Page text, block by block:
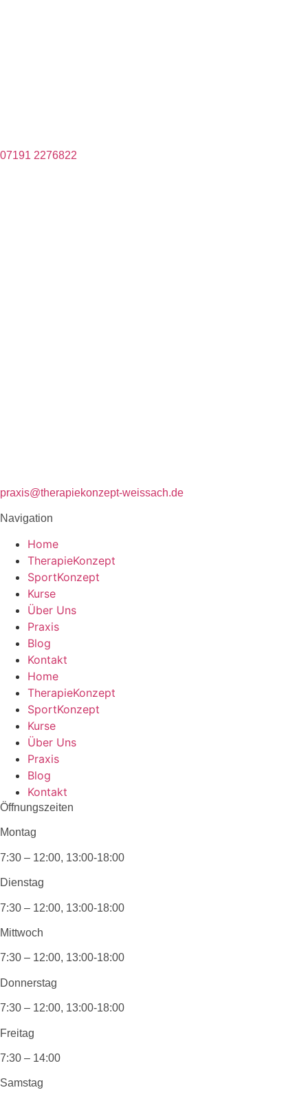
07191 2276822
praxis@therapiekonzept-weissach.de
Navigation
Home
TherapieKonzept
SportKonzept
Kurse
Über Uns
Praxis
Blog
Kontakt
Home
TherapieKonzept
SportKonzept
Kurse
Über Uns
Praxis
Blog
Kontakt
Öffnungszeiten
Montag
7:30 – 12:00, 13:00-18:00
Dienstag
7:30 – 12:00, 13:00-18:00
Mittwoch
7:30 – 12:00, 13:00-18:00
Donnerstag
7:30 – 12:00, 13:00-18:00
Freitag
7:30 – 14:00
Samstag